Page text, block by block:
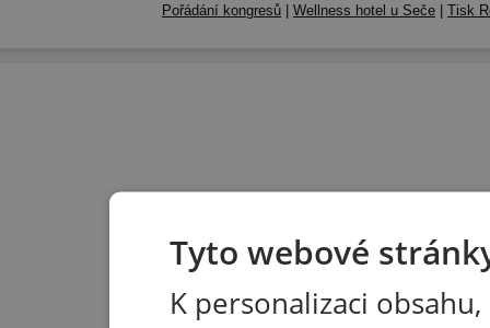
Pořádání kongresů | Wellness hotel u Seče | Tisk
Tyto webové
K personalizaci